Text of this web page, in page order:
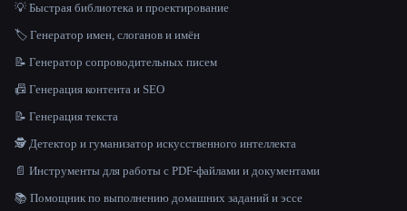
💡 Быстрая библиотека и проектирование
🏷️ Генератор имен, слоганов и имён
📝 Генератор сопроводительных писем
📠 Генерация контента и SEO
📝 Генерация текста
🕵️ Детектор и гуманизатор искусственного интеллекта
📄 Инструменты для работы с PDF-файлами и документами
📚 Помощник по выполнению домашних заданий и эссе